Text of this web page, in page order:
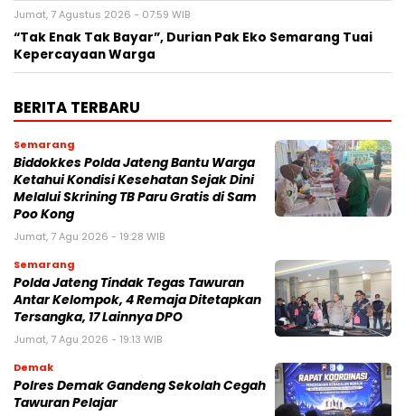
Jumat, 7 Agustus 2026 - 07:59 WIB
“Tak Enak Tak Bayar”, Durian Pak Eko Semarang Tuai
Kepercayaan Warga
BERITA TERBARU
Semarang
Biddokkes Polda Jateng Bantu Warga
Ketahui Kondisi Kesehatan Sejak Dini
Melalui Skrining TB Paru Gratis di Sam
Poo Kong
Jumat, 7 Agu 2026 - 19:28 WIB
Semarang
Polda Jateng Tindak Tegas Tawuran
Antar Kelompok, 4 Remaja Ditetapkan
Tersangka, 17 Lainnya DPO
Jumat, 7 Agu 2026 - 19:13 WIB
Demak
Polres Demak Gandeng Sekolah Cegah
Tawuran Pelajar